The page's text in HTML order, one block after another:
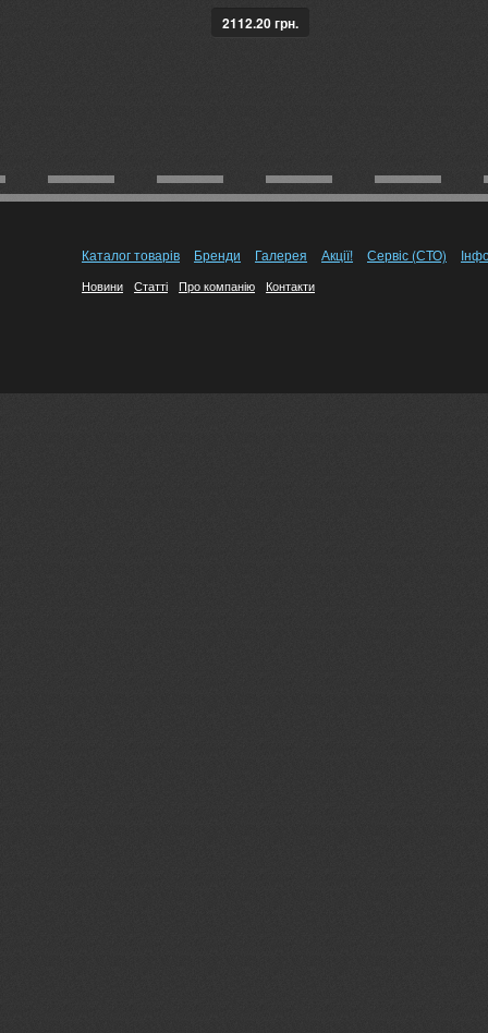
2112.20 грн.
Каталог товарів Бренди Галерея Акції! Сервіс (СТО)
Новини Статті Про компанію Контакти